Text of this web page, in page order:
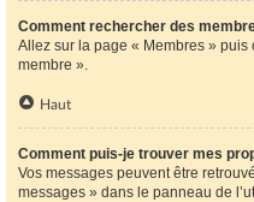
Comment rechercher des
Allez sur la page « Membres »
membre ».
Haut
Comment puis-je trouver mes
Vos messages peuvent être
messages » dans le panneau de